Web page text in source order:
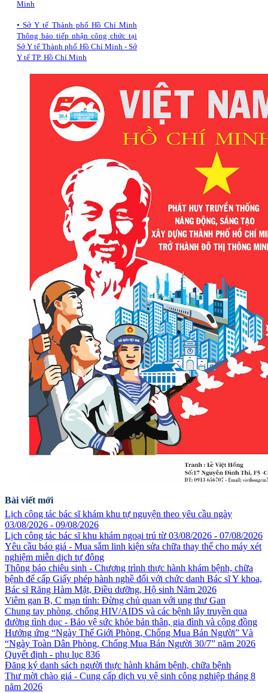
Minh
• Sở Y tế Thành phố Hồ Chí Minh
Thông báo tiếp nhận công chức tại
Sở Y tế Thành phố Hồ Chí Minh - Sở
Y tế TP. Hồ Chí Minh
Bài viết mới
Lịch công tác bác sĩ khám khu tự nguyện theo yêu cầu ngày
03/08/2026 - 09/08/2026
Lịch công tác bác sĩ khu khám ngoại trú từ 03/08/2026 - 07/08/2026
Yêu cầu báo giá - Mua sắm linh kiện sửa chữa thay thế cho máy xét
nghiệm miễn dịch tự động
Thông báo chiêu sinh - Chương trình thực hành khám bệnh, chữa
bệnh để cấp Giấy phép hành nghề đối với chức danh Bác sĩ Y khoa,
Bác sĩ Răng Hàm Mặt, Điều dưỡng, Hộ sinh Năm 2026
Viêm gan B, C mạn tính: Đừng chủ quan với ung thư Gan
Chung tay phòng, chống HIV/AIDS và các bệnh lây truyền qua
đường tình dục - Bảo vệ sức khỏe bản thân, gia đình và cộng đồng
Hưởng ứng “Ngày Thế Giới Phòng, Chống Mua Bán Người” Và
“Ngày Toàn Dân Phòng, Chống Mua Bán Người 30/7” năm 2026
Quyết định - phụ lục 836
Đăng ký danh sách người thực hành khảm bệnh, chữa bệnh
Thư mời chào giá - Cung cấp dịch vụ vệ sinh công nghiệp tháng 8
năm 2026